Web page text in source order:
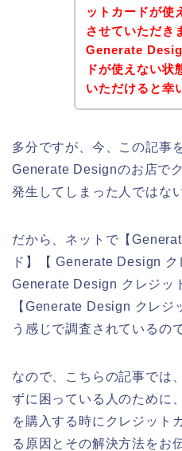
ットカードが使
させていただき
Generate
ドが使えない状
いただけると幸
多分ですが、今、この記事
Generate Designのお店で
発生してしまった人ではな
だから、ネットで【
ド】【 Generate Design
Generate Design クレジッ
【Generate Design クレ
う感じで調査されているの
なので、こちらの記事では
ずに困っている人のために
を購入する時にクレジット
る原因とその解決方法をお